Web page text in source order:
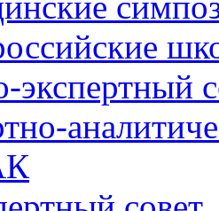
экспертный